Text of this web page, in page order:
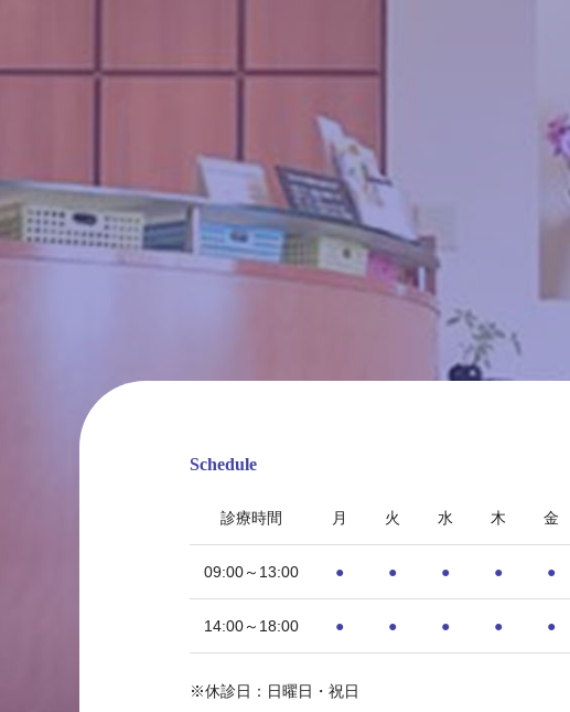
Schedule
診療時間 月 火 水 木 金
09:00～13:00 ● ● ● ● ●
14:00～18:00 ● ● ● ● ●
※休診日：日曜日・祝日